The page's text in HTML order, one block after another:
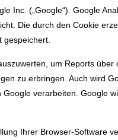
Inc. („Google“). Google
Die durch den Cookie
um Reports
zu erbringen. Auch wird
verarbeiten. Google
Ihrer Browser-Software